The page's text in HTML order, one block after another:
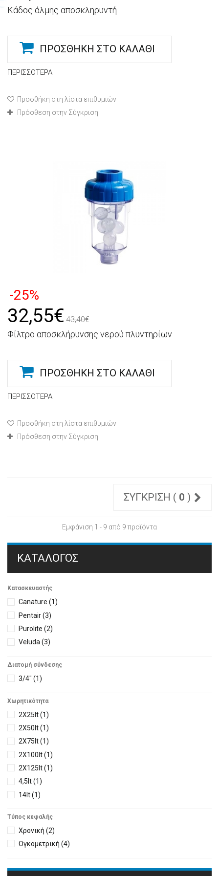
Κάδος άλμης αποσκληρυντή
ΠΡΟΣΘΉΚΗ ΣΤΟ ΚΑΛΆΘΙ
ΠΕΡΙΣΣΌΤΕΡΑ
Προσθήκη στη λίστα επιθυμιών
Πρόσθεση στην Σύγκριση
-25%
32,55€ 43,40€
Φίλτρο αποσκλήρυνσης νερού πλυντηρίων
ΠΡΟΣΘΉΚΗ ΣΤΟ ΚΑΛΆΘΙ
ΠΕΡΙΣΣΌΤΕΡΑ
Προσθήκη στη λίστα επιθυμιών
Πρόσθεση στην Σύγκριση
ΣΎΓΚΡΙΣΗ ( 0 )
Εμφάνιση 1 - 9 από 9 προϊόντα
ΚΑΤΆΛΟΓΟΣ
Κατασκευαστής
Canature (1)
Pentair(3)
Purolite (2)
Veluda(3)
Διατομή σύνδεσης
3/4" (1)
Xωρητικότητα
2X25lt(1)
2X50lt(1)
2X75lt(1)
2X100lt(1)
2X125lt(1)
4,5lt(1)
14lt(1)
18lt(1)
25lt(5)
30lt(1)
Τύπος κεφαλής
Χρονική (2)
Ογκομετρική (4)